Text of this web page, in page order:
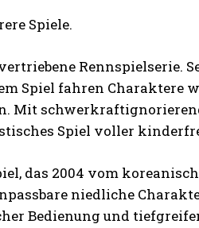
Spiele.
Rennspielserie.
Spiel fahren Charaktere
Mit
Spiel voller
das 2004 vom
niedliche
Bedienung und